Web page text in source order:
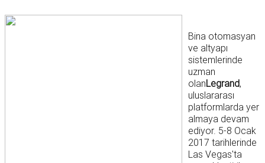
Bina otomasyan
ve altyapı
sistemlerinde
uzman
olanLegrand,
uluslararası
platformlarda yer
almaya devam
ediyor. 5-8 Ocak
2017 tarihlerinde
Las Vegas'ta